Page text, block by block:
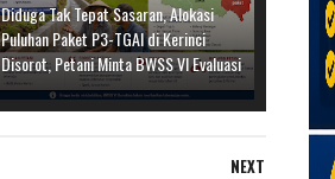
Diduga Tak Tepat Sasaran, Alokasi
Puluhan Paket P3-TGAI di Kerinci
Disorot, Petani Minta BWSS VI Evaluasi
NEXT